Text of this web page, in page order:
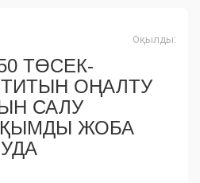
Оқылды:
ТӨСЕК-
ОҢАЛТУ
САЛУ
ЖОБА